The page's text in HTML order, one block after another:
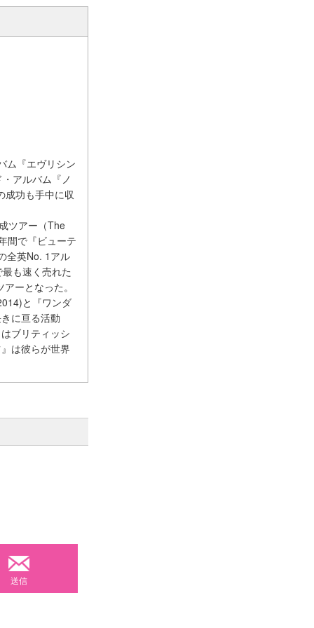
ム『エヴリシン
アルバム『ノ
成功も手中に収
ツアー（The
間で『ビューテ
全英No. 1アル
も速く売れた
ーとなった。
と『ワンダ
に亘る活動
ブリティッシ
は彼らが世界
送信